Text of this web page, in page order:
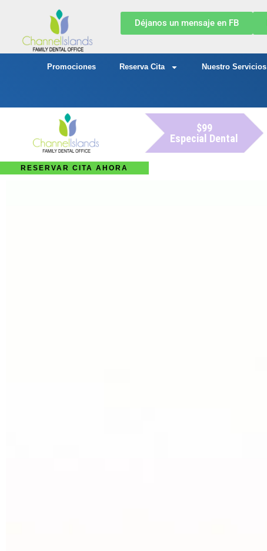
Déjanos un mensaje en FB
Promociones Reserva Cita Nuestro Servicios
$99
Especial Dental
RESERVAR CITA AHORA